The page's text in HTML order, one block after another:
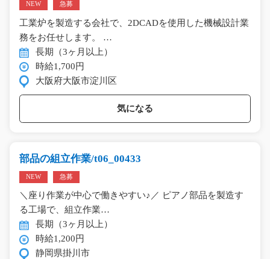
NEW 急募
工業炉を製造する会社で、2DCADを使用した機械設計業
務をお任せします。 …
長期（3ヶ月以上）
時給1,700円
大阪府大阪市淀川区
気になる
部品の組立作業/t06_00433
NEW 急募
＼座り作業が中心で働きやすい♪／ ピアノ部品を製造す
る工場で、組立作業…
長期（3ヶ月以上）
時給1,200円
静岡県掛川市